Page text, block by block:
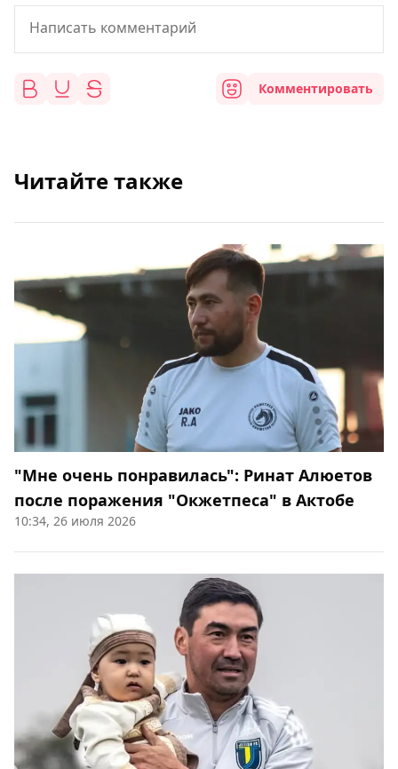
Комментировать
Читайте также
"Мне очень понравилась": Ринат Алюетов
после поражения "Окжетпеса" в Актобе
10:34, 26 июля 2026